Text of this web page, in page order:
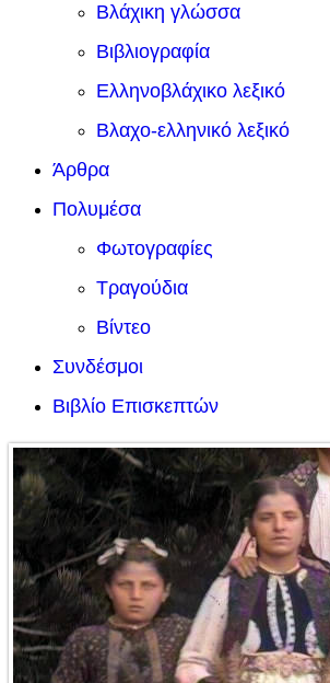
Βλάχικη γλώσσα
Βιβλιογραφία
Ελληνοβλάχικο λεξικό
Βλαχο-ελληνικό λεξικό
Άρθρα
Πολυμέσα
Φωτογραφίες
Τραγούδια
Βίντεο
Συνδέσμοι
Βιβλίο Επισκεπτών